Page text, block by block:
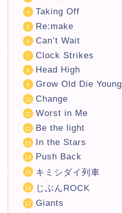
Taking Off
Re:make
Can’t Wait
Clock Strikes
Head High
Grow Old Die Young
Change
Worst in Me
Be the light
In the Stars
Push Back
キミシダイ列車
じぶんROCK
Giants